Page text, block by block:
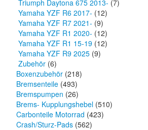
Triumph Daytona 675 2013- (7)
Yamaha YZF R6 2017- (12)
Yamaha YZF R7 2021- (9)
Yamaha YZF R1 2020- (12)
Yamaha YZF R1 15-19 (12)
Yamaha YZF R9 2025 (9)
Zubehör (6)
Boxenzubehör (218)
Bremsenteile (493)
Bremspumpen (26)
Brems- Kupplungshebel (510)
Carbonteile Motorrad (423)
Crash/Sturz-Pads (562)